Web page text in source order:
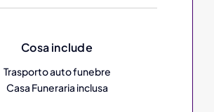
Cosa include
Trasporto auto funebre
Casa Funeraria inclusa